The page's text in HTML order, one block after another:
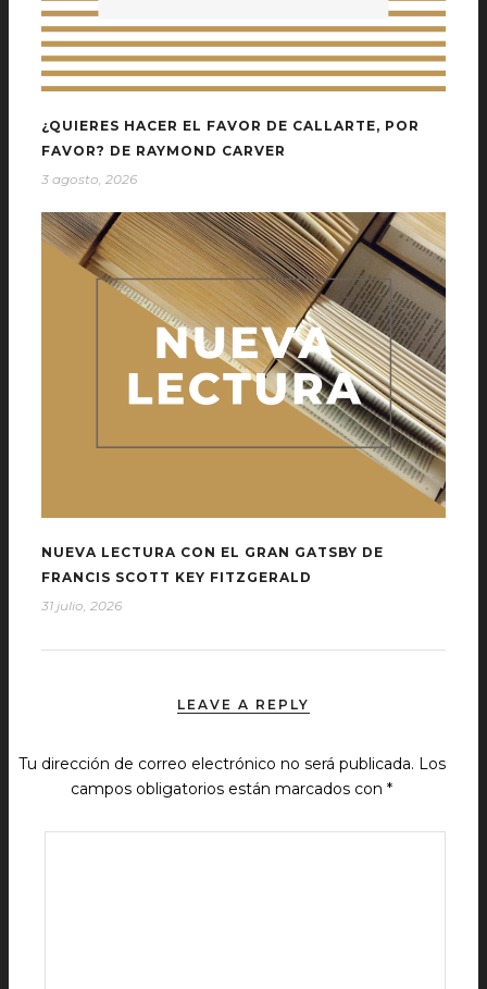
¿QUIERES HACER EL FAVOR DE CALLARTE, POR
FAVOR? DE RAYMOND CARVER
3 agosto, 2026
NUEVA LECTURA CON EL GRAN GATSBY DE
FRANCIS SCOTT KEY FITZGERALD
31 julio, 2026
LEAVE A REPLY
Tu dirección de correo electrónico no será publicada. Los
campos obligatorios están marcados con*